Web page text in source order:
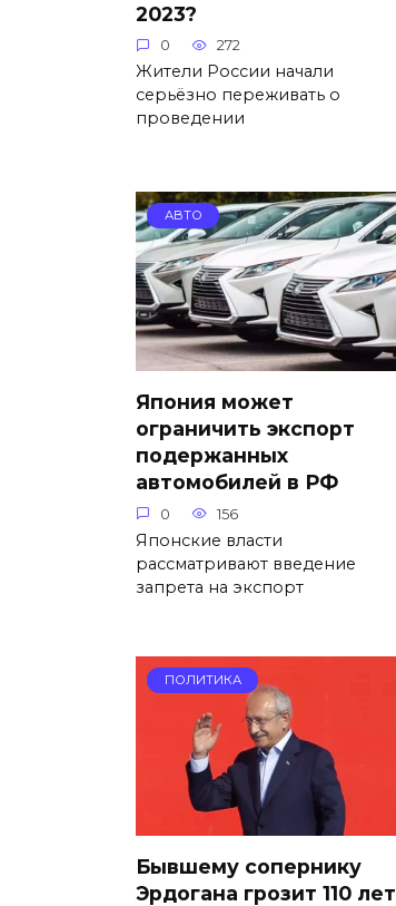
2023?
0 272
Жители России начали
серьёзно переживать о
проведении
АВТО
Япония может
ограничить экспорт
подержанных
автомобилей в РФ
0 156
Японские власти
рассматривают введение
запрета на экспорт
ПОЛИТИКА
Бывшему сопернику
Эрдогана грозит 110 лет